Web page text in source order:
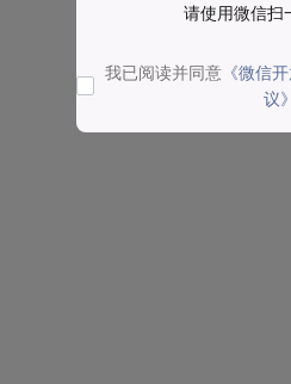
请使用微信扫
我已阅读并同意 《微信
议》